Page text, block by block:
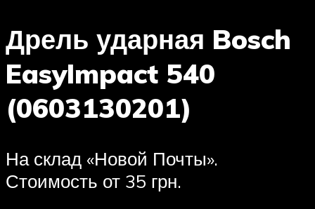
Дрель ударная Bosch
EasyImpact 540
(0603130201)
На склад «Новой Почты».
Стоимость от 35 грн.